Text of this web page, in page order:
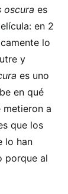
oscura es
en 2
lo
y
es uno
en qué
metieron a
que los
lo han
porque al